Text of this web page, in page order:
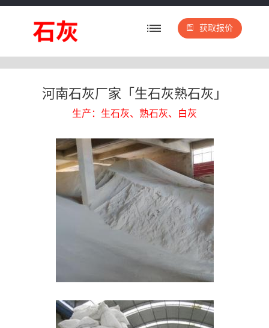
获取报价
河南石灰厂家「生石灰熟石灰」
生产：生石灰、熟石灰、白灰